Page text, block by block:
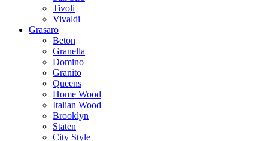
Tivoli
Vivaldi
Grasaro
Beton
Granella
Domino
Granito
Queens
Home Wood
Italian Wood
Brooklyn
Staten
City Style